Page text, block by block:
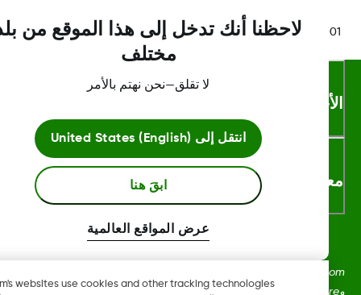
LBL016375
والشروط
اكثر
وDexcom Share، وShare هي علامات تجارية أو علامات مُسجلة في
Dexcom's websites use cookies and other tracking technologies
لاحظنا أنك تدخل إلى هذا الموقع من بلد
مختلف
لا تقلق—نحن نهتم بالأمر
انتقل إلى United States (English)
ابقَ هنا
عرض المواقع العالمية